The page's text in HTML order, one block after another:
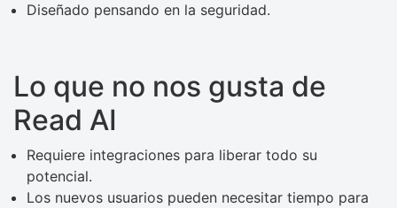
Diseñado pensando en la seguridad.
Lo que no nos gusta de
Read AI
Requiere integraciones para liberar todo su
potencial.
Los nuevos usuarios pueden necesitar tiempo para